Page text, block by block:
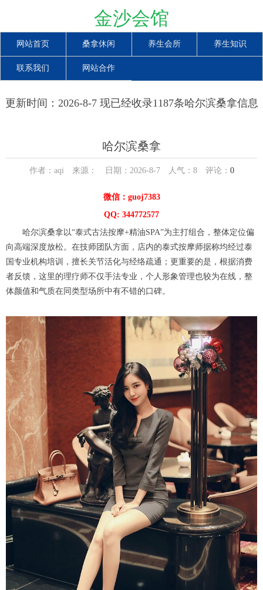
金沙会馆
网站首页 桑拿休闲 养生会所 养生知识
联系我们 网站合作
更新时间：2026-8-7 现已经收录1187条哈尔滨桑拿信息
哈尔滨桑拿
作者：aqi 来源： 日期：2026-8-7 人气： 8评论： 0
微信：guoj7383
QQ: 344772577
哈尔滨桑拿以“泰式古法按摩+精油SPA”为主打组合，整体定位偏
向高端深度放松。在技师团队方面，店内的泰式按摩师据称均经过泰
国专业机构培训，擅长关节活化与经络疏通；更重要的是，根据消费
者反馈，这里的理疗师不仅手法专业，个人形象管理也较为在线，整
体颜值和气质在同类型场所中有不错的口碑。